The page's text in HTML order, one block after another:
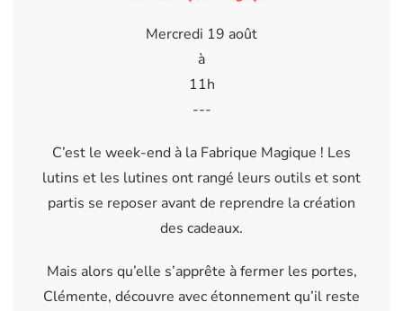
Mercredi 19 août
à
11h
---
C’est le week-end à la Fabrique Magique ! Les
lutins et les lutines ont rangé leurs outils et sont
partis se reposer avant de reprendre la création
des cadeaux.
Mais alors qu’elle s’apprête à fermer les portes,
Clémente, découvre avec étonnement qu’il reste